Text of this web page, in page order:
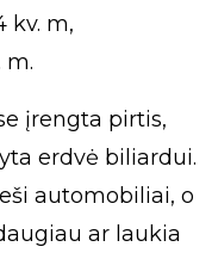
kv. m,
m.
įrengta pirtis,
erdvė biliardui.
automobiliai, o
ar laukia